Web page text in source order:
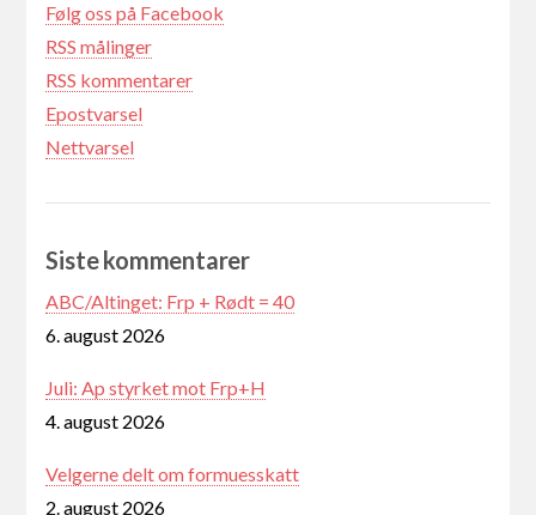
Følg oss på Facebook
RSS målinger
RSS kommentarer
Epostvarsel
Nettvarsel
Siste kommentarer
ABC/Altinget: Frp + Rødt = 40
6. august 2026
Juli: Ap styrket mot Frp+H
4. august 2026
Velgerne delt om formuesskatt
2. august 2026